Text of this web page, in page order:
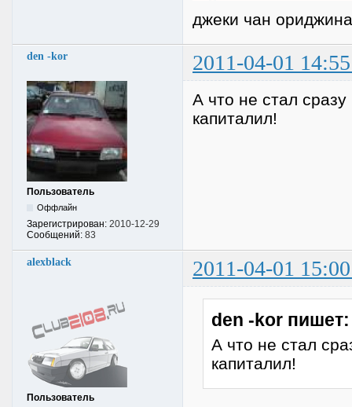
джеки чан
den -kor 2011-04-01
Пользователь
Оффлайн
Зарегистрирован: 2010-12-29
Сообщений: 83
А что не стал
капиталил!
alexblack 2011-04-01
Пользователь
den -kor пишет:
А что не стал
капиталил!